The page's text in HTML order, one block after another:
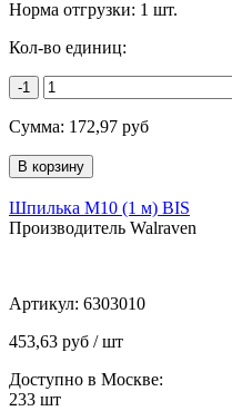
Норма отгрузки: 1 шт.
Кол-во единиц:
-1
Сумма: 172,97 руб
Шпилька М10 (1 м) BIS
Производитель Walraven
Артикул: 6303010
453,63 руб / шт
Доступно в Москве:
233 шт